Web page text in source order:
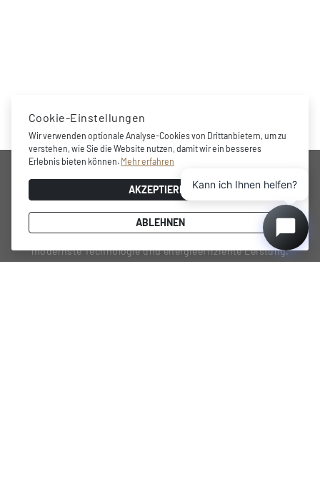
UNTERNEHMEN
Preisgekrönte Marke, professionelle Lagerungs- und
Weinkühlungslösungen für zu Hause, minimalistischer und
funktionaler Designcharakter, praktisches Innenlayout,
modernste Technologie und energieeffiziente Leistung.
Cookie-Einstellungen
Wir verwenden optionale Analyse-Cookies von Drittanbietern, um zu
verstehen, wie Sie die Website nutzen, damit wir ein besseres
Erlebnis bieten können. Mehr erfahren
AKZEPTIEREN
ABLEHNEN
Kann ich Ihnen helfen?